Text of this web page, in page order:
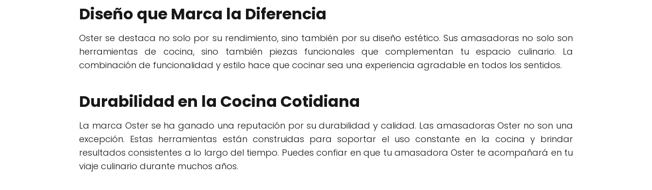
Diseño que Marca la Diferencia
Oster se destaca no solo por su rendimiento, sino también por su diseño estético. Sus amasadoras no solo son
herramientas de cocina, sino también piezas funcionales que complementan tu espacio culinario. La
combinación de funcionalidad y estilo hace que cocinar sea una experiencia agradable en todos los sentidos.
Durabilidad en la Cocina Cotidiana
La marca Oster se ha ganado una reputación por su durabilidad y calidad. Las amasadoras Oster no son una
excepción. Estas herramientas están construidas para soportar el uso constante en la cocina y brindar
resultados consistentes a lo largo del tiempo. Puedes confiar en que tu amasadora Oster te acompañará en tu
viaje culinario durante muchos años.